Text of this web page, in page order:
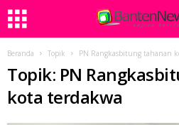
Beranda Topik PN Rangkasbitung tahanan
Topik: PN
kota terdakwa